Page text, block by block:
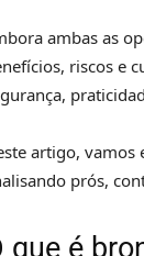
ambas as
riscos e
artigo, vamos
prós,
que é